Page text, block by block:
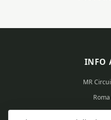
INFO
MR
Partita